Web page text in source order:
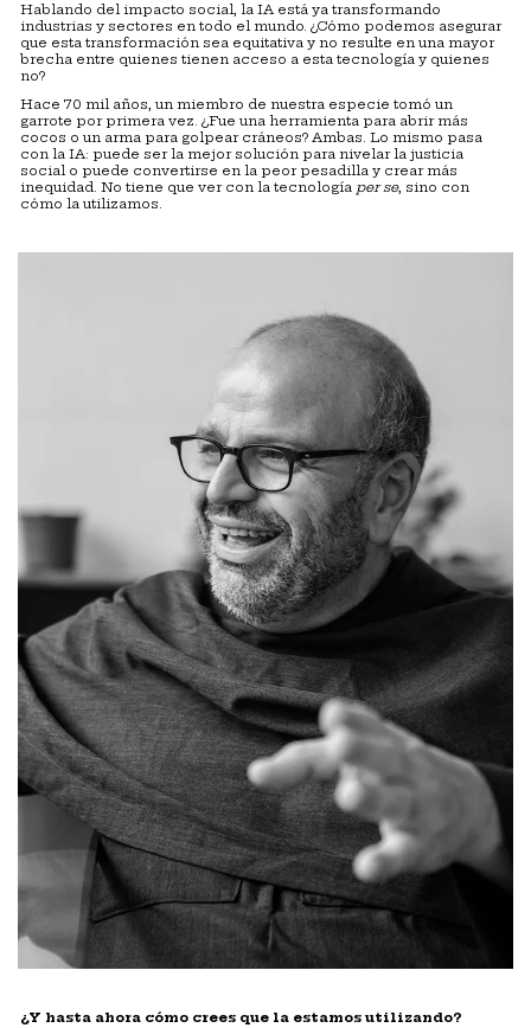
Hablando del impacto social, la IA está ya transformando
industrias y sectores en todo el mundo. ¿Cómo podemos asegurar
que esta transformación sea equitativa y no resulte en una mayor
brecha entre quienes tienen acceso a esta tecnología y quienes
no?
Hace 70 mil años, un miembro de nuestra especie tomó un
garrote por primera vez. ¿Fue una herramienta para abrir más
cocos o un arma para golpear cráneos? Ambas. Lo mismo pasa
con la IA: puede ser la mejor solución para nivelar la justicia
social o puede convertirse en la peor pesadilla y crear más
inequidad. No tiene que ver con la tecnología per se, sino con
cómo la utilizamos.
¿Y hasta ahora cómo crees que la estamos utilizando?